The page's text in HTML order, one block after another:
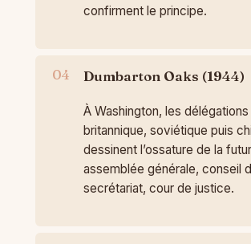
confirment le principe.
Dumbarton Oaks (1944)
À Washington, les
britannique, soviétique puis
dessinent l’ossature de la
assemblée générale, conseil
secrétariat, cour de justice.